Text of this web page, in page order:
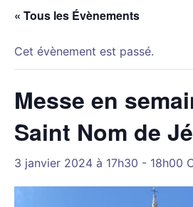
« Tous les Évènements
Cet évènement est passé.
Messe en
Saint Nom de
3 janvier 2024 à 17h30 - 18h00